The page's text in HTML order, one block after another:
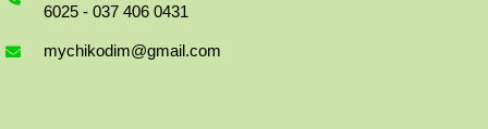
6025 - 037 406 0431
mychikodim@gmail.com